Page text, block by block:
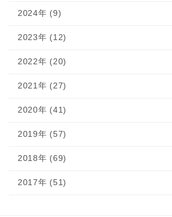
2024年 (9)
2023年 (12)
2022年 (20)
2021年 (27)
2020年 (41)
2019年 (57)
2018年 (69)
2017年 (51)